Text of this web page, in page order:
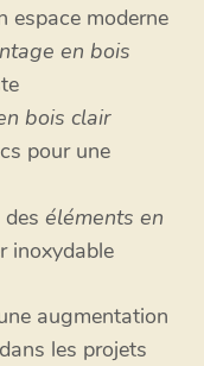
espace moderne
en bois
bois clair
pour une
éléments en
inoxydable
augmentation
les projets